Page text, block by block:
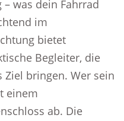
was dein Fahrrad
im
bietet
Begleiter, die
bringen. Wer sein
einem
ab. Die